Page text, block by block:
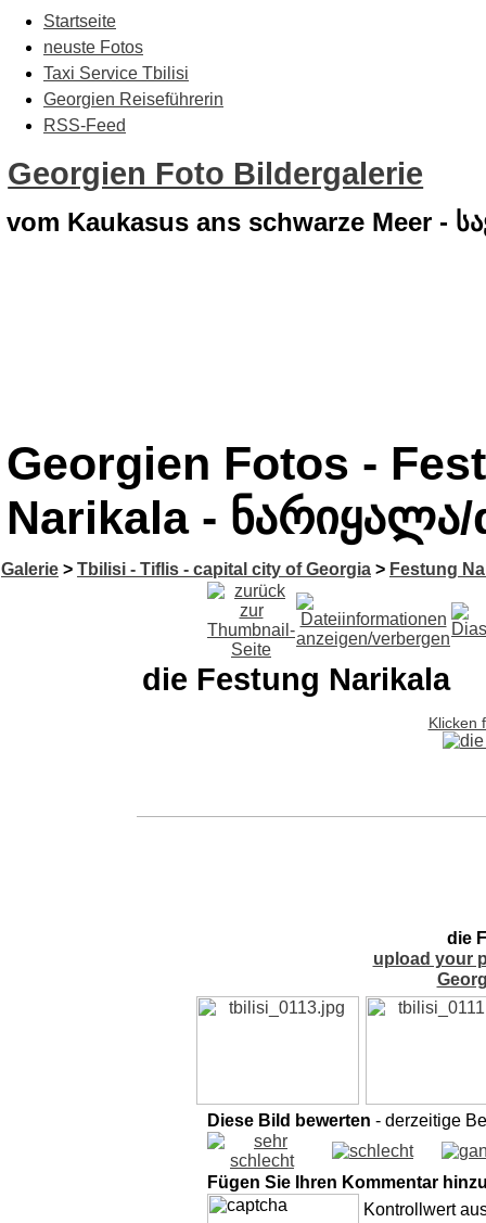
Startseite
neuste Fotos
Taxi Service Tbilisi
Georgien Reiseführerin
RSS-Feed
Georgien Foto Bildergalerie
vom Kaukasus ans schwarze Meer -
Georgien Fotos -
Narikala -
Galerie > Tbilisi - Tiflis - capital city of Georgia > Festung
die Festung Narikala
Klicken
die
upload your
Diese Bild bewerten - derzeitige
Fügen Sie Ihren Kommentar
Kontrollwert